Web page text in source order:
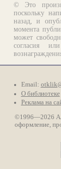
© Это
поскольку
назад, и
момента
может
согласия
Email:
О библиотеке
Реклама на
©1996—2026
оформление,